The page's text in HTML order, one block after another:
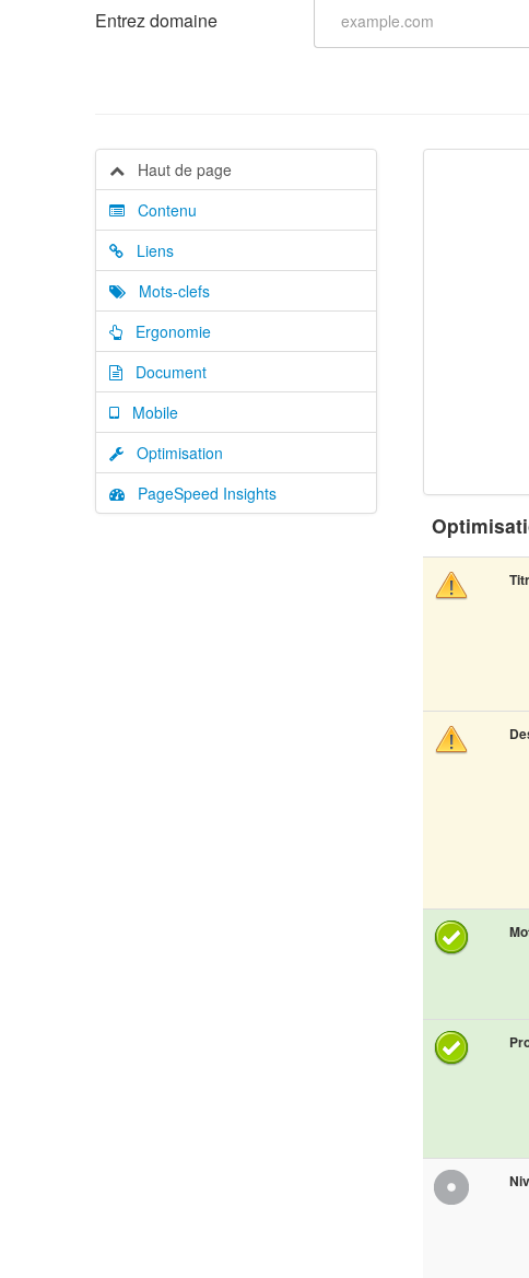
Entrez domaine
Haut de page
Contenu
Liens
Mots-clefs
Ergonomie
Document
Mobile
Optimisation
PageSpeed Insights